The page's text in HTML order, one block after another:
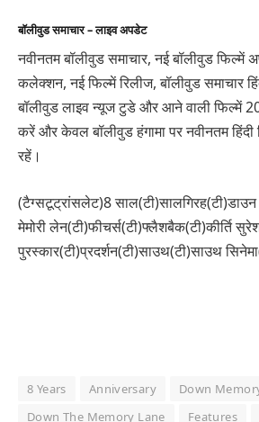
बॉलीवुड समाचार – लाइव अपडेट
नवीनतम बॉलीवुड समाचार, नई बॉलीवुड
कलेक्शन, नई फिल्में रिलीज, बॉलीवुड समाचार
बॉलीवुड लाइव न्यूज टुडे और आने वाली फिल्में
करें और केवल बॉलीवुड हंगामा पर नवीनतम
रहें।
(टैग्सटूट्रांसलेट)8 साल(टी)सालगिरह(टी)डाउन
मेमोरी लेन(टी)फीचर्स(टी)फ्लैशबैक(टी)कीर्ति
पुरस्कार(टी)प्रदर्शन(टी)साउथ(टी)साउथ
8 Years Anniversary
Down
Down The Memory Lane
Features